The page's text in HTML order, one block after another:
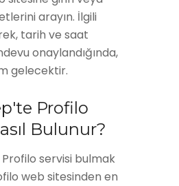
arayın. İlgili
tarih ve saat
onaylandığında,
gelecektir.
Profilo
Bulunur?
servisi bulmak
web sitesinden en